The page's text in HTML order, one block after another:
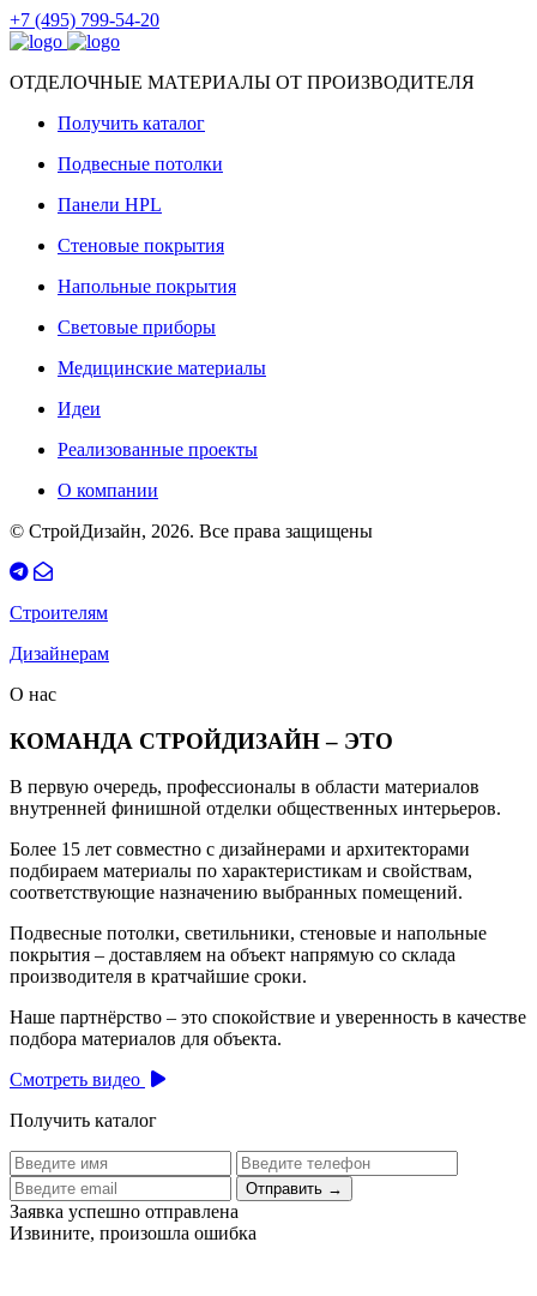
+7 (495) 799-54-20
ОТДЕЛОЧНЫЕ МАТЕРИАЛЫ ОТ ПРОИЗВОДИТЕЛЯ
Получить каталог
Подвесные потолки
Панели HPL
Стеновые покрытия
Напольные покрытия
Световые приборы
Медицинские материалы
Идеи
Реализованные проекты
О компании
© СтройДизайн, 2026. Все права защищены
Строителям
Дизайнерам
О нас
КОМАНДА СТРОЙДИЗАЙН – ЭТО
В первую очередь, профессионалы в области материалов
внутренней финишной отделки общественных интерьеров.
Более 15 лет совместно с дизайнерами и архитекторами
подбираем материалы по характеристикам и свойствам,
соответствующие назначению выбранных помещений.
Подвесные потолки, светильники, стеновые и напольные
покрытия – доставляем на объект напрямую со склада
производителя в кратчайшие сроки.
Наше партнёрство – это спокойствие и уверенность в качестве
подбора материалов для объекта.
Смотреть видео
Получить каталог
Отправить →
Заявка успешно отправлена
Извините, произошла ошибка